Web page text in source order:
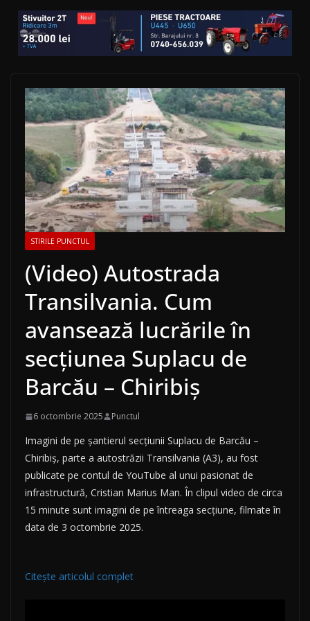
STIRILE PUNCTUL
(Video) Autostrada
Transilvania. Cum
avansează lucrările în
secțiunea Suplacu de
Barcău – Chiribiș
6 octombrie 2025 Punctul
Imagini de pe șantierul secțiunii Suplacu de Barcău –
Chiribiș, parte a autostrăzii Transilvania (A3), au fost
publicate pe contul de YouTube al unui pasionat de
infrastructură, Cristian Marius Man. În clipul video de circa
15 minute sunt imagini de pe întreaga secțiune, filmate în
data de 3 octombrie 2025.
Citește articolul complet